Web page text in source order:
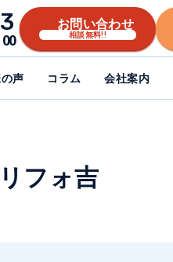
お問い合わせ
相談無料!!
声 コラム 会社案内
フォ吉